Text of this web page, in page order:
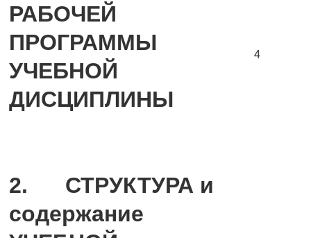
РАБОЧЕЙ
ПРОГРАММЫ
УЧЕБНОЙ
ДИСЦИПЛИНЫ
4
2. СТРУКТУРА и
содержание